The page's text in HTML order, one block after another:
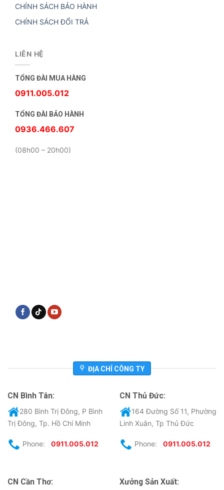
CHÍNH SÁCH BẢO HÀNH
CHÍNH SÁCH ĐỔI TRẢ
LIÊN HỆ
TỔNG ĐÀI MUA HÀNG
0911.005.012
TỔNG ĐÀI BẢO HÀNH
0936.466.607
(08h00 – 20h00)
ĐỊA CHỈ CÔNG TY
CN Bình Tân:
280 Bình Trị Đông, P Bình
Trị Đông, Tp. Hồ Chí Minh
Phone: 0911.005.012
CN Thủ Đức:
164 Đường Số 11, Phường
Linh Xuân, Tp Thủ Đức
Phone: 0911.005.012
CN Cần Thơ: Xưởng Sản Xuất: